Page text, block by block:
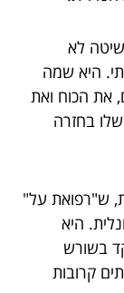
לא
היא שמה
את הכוח ואת
בחזרה
ש"רפואת על"
היא
בשורש
קרובות